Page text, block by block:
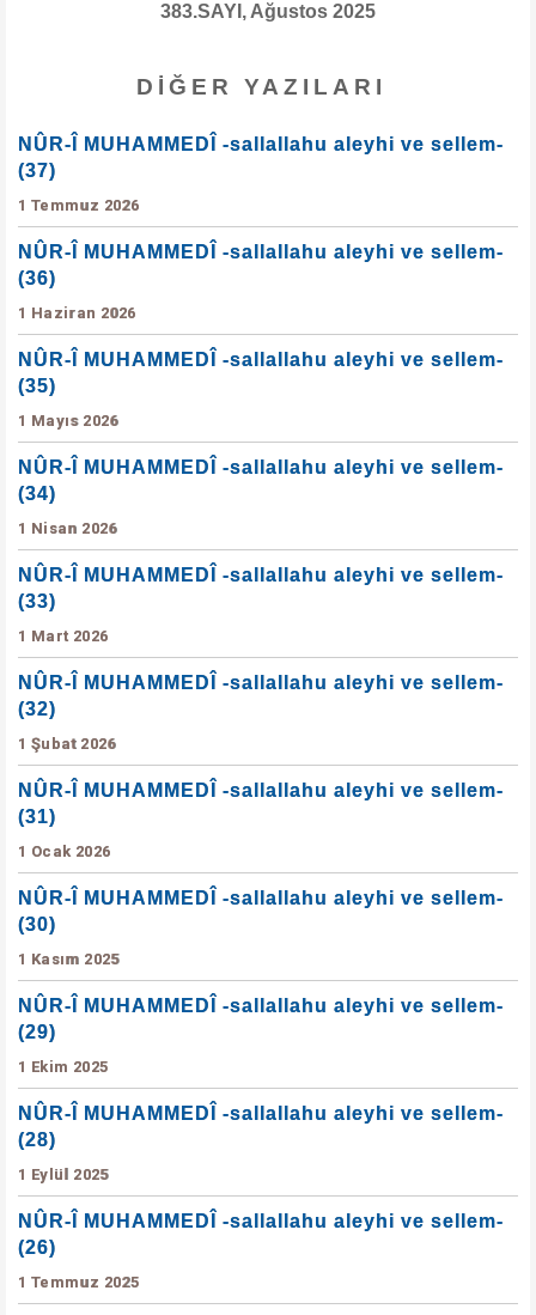
383.SAYI, Ağustos 2025
DIĞER YAZILARI
NÛR-Î MUHAMMEDÎ -sallallahu aleyhi ve sellem-
(37)
1 Temmuz 2026
NÛR-Î MUHAMMEDÎ -sallallahu aleyhi ve sellem-
(36)
1 Haziran 2026
NÛR-Î MUHAMMEDÎ -sallallahu aleyhi ve sellem-
(35)
1 Mayıs 2026
NÛR-Î MUHAMMEDÎ -sallallahu aleyhi ve sellem-
(34)
1 Nisan 2026
NÛR-Î MUHAMMEDÎ -sallallahu aleyhi ve sellem-
(33)
1 Mart 2026
NÛR-Î MUHAMMEDÎ -sallallahu aleyhi ve sellem-
(32)
1 Şubat 2026
NÛR-Î MUHAMMEDÎ -sallallahu aleyhi ve sellem-
(31)
1 Ocak 2026
NÛR-Î MUHAMMEDÎ -sallallahu aleyhi ve sellem-
(30)
1 Kasım 2025
NÛR-Î MUHAMMEDÎ -sallallahu aleyhi ve sellem-
(29)
1 Ekim 2025
NÛR-Î MUHAMMEDÎ -sallallahu aleyhi ve sellem-
(28)
1 Eylül 2025
NÛR-Î MUHAMMEDÎ -sallallahu aleyhi ve sellem-
(26)
1 Temmuz 2025